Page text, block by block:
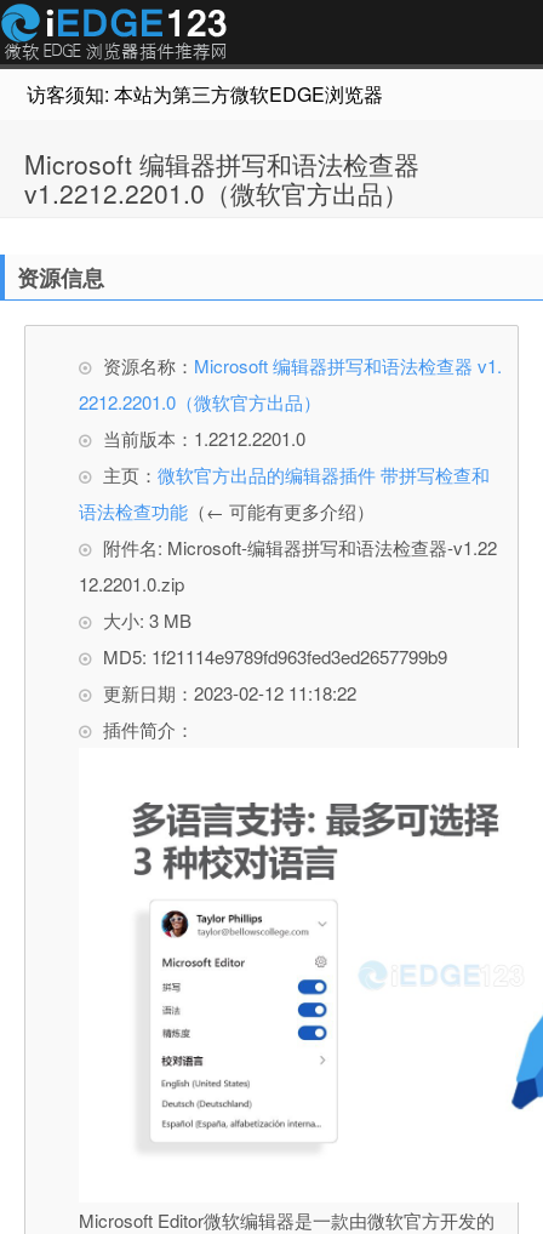
访客须知: 本站为第三方微软EDGE浏览器插件推荐网站，
Microsoft 编辑器拼写和语法检查器
v1.2212.2201.0（微软官方出品）
资源信息
资源名称： Microsoft 编辑器拼写和语法检查器 v1.
2212.2201.0（微软官方出品）
当前版本：1.2212.2201.0
主页： 微软官方出品的编辑器插件 带拼写检查和
语法检查功能 （← 可能有更多介绍）
附件名: Microsoft-编辑器拼写和语法检查器-v1.22
12.2201.0.zip
大小: 3 MB
MD5: 1f21114e9789fd963fed3ed2657799b9
更新日期：2023-02-12 11:18:22
插件简介：
Microsoft Editor微软编辑器是一款由微软官方开发的